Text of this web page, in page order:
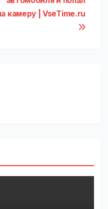
камеру | VseTime.ru